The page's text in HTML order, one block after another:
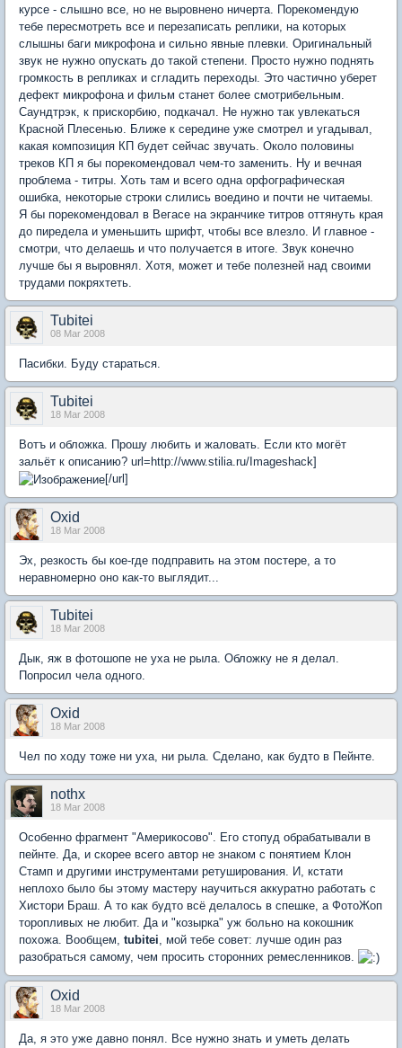
курсе - слышно все, но не выровнено ничерта. Порекомендую
тебе пересмотреть все и перезаписать реплики, на которых
слышны баги микрофона и сильно явные плевки. Оригинальный
звук не нужно опускать до такой степени. Просто нужно поднять
громкость в репликах и сгладить переходы. Это частично уберет
дефект микрофона и фильм станет более смотрибельным.
Саундтрэк, к прискорбию, подкачал. Не нужно так увлекаться
Красной Плесенью. Ближе к середине уже смотрел и угадывал,
какая композиция КП будет сейчас звучать. Около половины
треков КП я бы порекомендовал чем-то заменить. Ну и вечная
проблема - титры. Хоть там и всего одна орфографическая
ошибка, некоторые строки слились воедино и почти не читаемы.
Я бы порекомендовал в Вегасе на экранчике титров оттянуть края
до пиредела и уменьшить шрифт, чтобы все влезло. И главное -
смотри, что делаешь и что получается в итоге. Звук конечно
лучше бы я выровнял. Хотя, может и тебе полезней над своими
трудами покряхтеть.
Tubitei
08 Mar 2008
Пасибки. Буду стараться.
Tubitei
18 Mar 2008
Вотъ и обложка. Прошу любить и жаловать. Если кто могёт
зальёт к описанию? url=http://www.stilia.ru/Imageshack]
[/url]
Oxid
18 Mar 2008
Эх, резкость бы кое-где подправить на этом постере, а то
неравномерно оно как-то выглядит...
Tubitei
18 Mar 2008
Дык, яж в фотошопе не уха не рыла. Обложку не я делал.
Попросил чела одного.
Oxid
18 Mar 2008
Чел по ходу тоже ни уха, ни рыла. Сделано, как будто в Пейнте.
nothx
18 Mar 2008
Особенно фрагмент "Америкосово". Его стопуд обрабатывали в
пейнте. Да, и скорее всего автор не знаком с понятием Клон
Стамп и другими инструментами ретуширования. И, кстати
неплохо было бы этому мастеру научиться аккуратно работать с
Хистори Браш. А то как будто всё делалось в спешке, а ФотоЖоп
торопливых не любит. Да и "козырка" уж больно на кокошник
похожа. Вообщем, tubitei, мой тебе совет: лучше один раз
разобраться самому, чем просить сторонних ремесленников.
Oxid
18 Mar 2008
Да, я это уже давно понял. Все нужно знать и уметь делать